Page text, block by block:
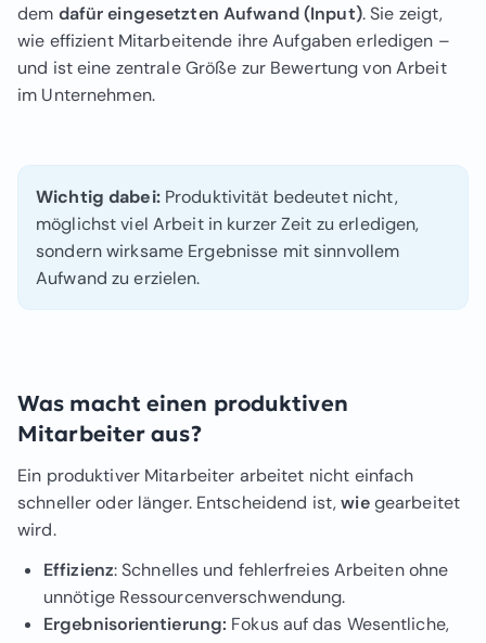
dem dafür eingesetzten Aufwand (Input). Sie zeigt,
wie effizient Mitarbeitende ihre Aufgaben erledigen –
und ist eine zentrale Größe zur Bewertung von Arbeit
im Unternehmen.
Wichtig dabei:Produktivität bedeutet nicht,
möglichst viel Arbeit in kurzer Zeit zu erledigen,
sondern wirksame Ergebnisse mit sinnvollem
Aufwand zu erzielen.
Was macht einen produktiven
Mitarbeiter aus?
Ein produktiver Mitarbeiter arbeitet nicht einfach
schneller oder länger. Entscheidend ist,wiegearbeitet
wird.
Effizienz: Schnelles und fehlerfreies Arbeiten ohne
unnötige Ressourcenverschwendung.
Ergebnisorientierung: Fokus auf das Wesentliche,